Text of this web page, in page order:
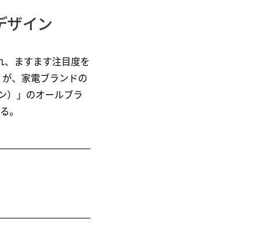
ザイン
、ますます注目度を
が、家電ブランドの
）」のオールブラ
。